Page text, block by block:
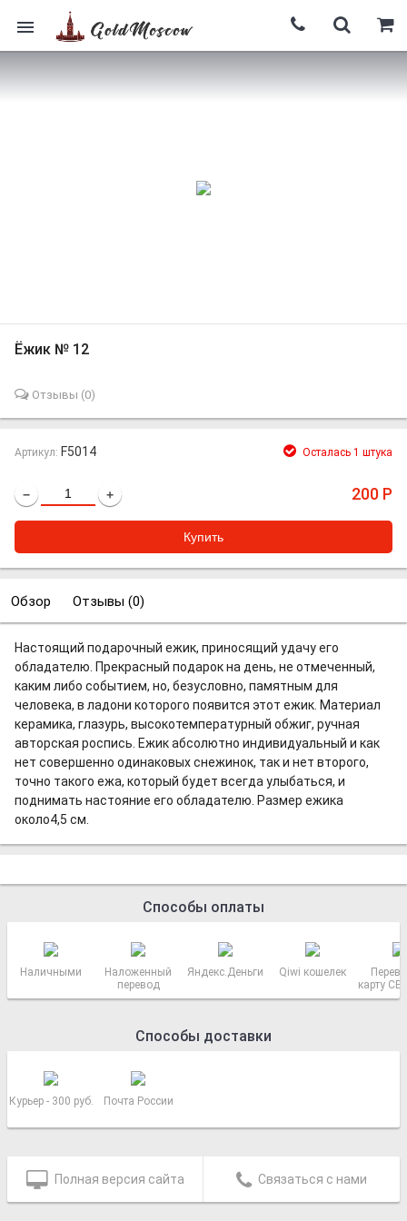
Ёжик № 12
Отзывы (0)
Артикул: F5014 Осталась 1 штука
− + 200 Р
Обзор Отзывы (0)
Настоящий подарочный ежик, приносящий удачу его
обладателю. Прекрасный подарок на день, не отмеченный,
каким либо событием, но, безусловно, памятным для
человека, в ладони которого появится этот ежик. Материал
керамика, глазурь, высокотемпературный обжиг, ручная
авторская роспись. Ежик абсолютно индивидуальный и как
нет совершенно одинаковых снежинок, так и нет второго,
точно такого ежа, который будет всегда улыбаться, и
поднимать настояние его обладателю. Размер ежика
около4,5 см.
Способы оплаты
Наличными
Наложенный
перевод
Яндекс.Деньги Qiwi кошелек
карту
Способы доставки
Курьер - 300 руб. Почта России
Полная версия сайта Связаться с нами